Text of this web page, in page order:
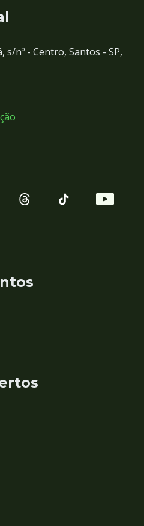
s/nº - Centro, Santos - SP,